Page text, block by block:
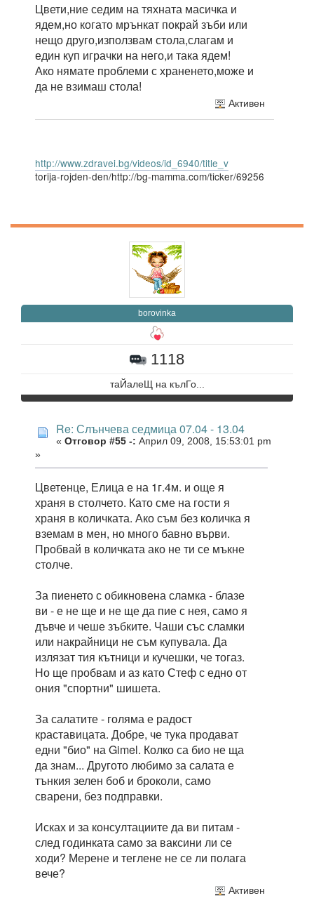
Цвети,ние седим на тяхната масичка и
ядем,но когато мрънкат покрай зъби или
нещо друго,използвам стола,слагам и
един куп играчки на него,и така ядем!
Ако нямате проблеми с храненето,може и
да не взимаш стола!
Активен
http://www.zdravei.bg/videos/id_6940/title_v
torija-rojden-den/http://bg-mamma.com/ticker/69256
borovinka
1118
таЙалеЩ на кълГо...
Re: Слънчева седмица 07.04 - 13.04
« Отговор #55 -: Април 09, 2008, 15:53:01 pm
»
Цветенце, Елица е на 1г.4м. и още я
храня в столчето. Като сме на гости я
храня в количката. Ако съм без количка я
вземам в мен, но много бавно върви.
Пробвай в количката ако не ти се мъкне
столче.
За пиенето с обикновена сламка - блазе
ви - е не ще и не ще да пие с нея, само я
дъвче и чеше зъбките. Чаши със сламки
или накрайници не съм купувала. Да
излязат тия кътници и кучешки, че тогаз.
Но ще пробвам и аз като Стеф с едно от
ония "спортни" шишета.
За салатите - голяма е радост
краставицата. Добре, че тука продават
едни "био" на Gimel. Колко са био не ща
да знам... Другото любимо за салата е
тънкия зелен боб и броколи, само
сварени, без подправки.
Исках и за консултациите да ви питам -
след годинката само за ваксини ли се
ходи? Мерене и теглене не се ли полага
вече?
Активен